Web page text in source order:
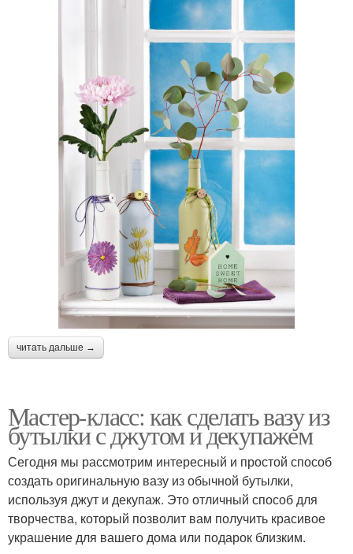
читать дальше →
Мастер-класс: как сделать вазу из
бутылки с джутом и декупажем
Сегодня мы рассмотрим интересный и простой способ
создать оригинальную вазу из обычной бутылки,
используя джут и декупаж. Это отличный способ для
творчества, который позволит вам получить красивое
украшение для вашего дома или подарок близким.